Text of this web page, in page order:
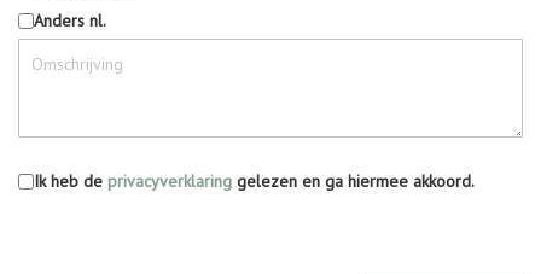
Anders nl.
Ik heb de privacyverklaring gelezen en ga hiermee akkoord.